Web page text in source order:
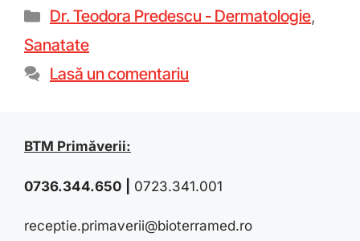
Dr. Teodora Predescu - Dermatologie,
Sanatate
Lasă un comentariu
BTM Primăverii:
0736.344.650 0723.341.001
receptie.primaverii@bioterramed.ro